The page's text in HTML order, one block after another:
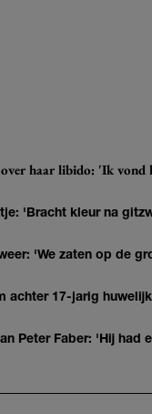
haar libido: 'Ik vond
'Bracht kleur na
'We zaten op de
achter 17-jarig
Peter Faber: 'Hij had